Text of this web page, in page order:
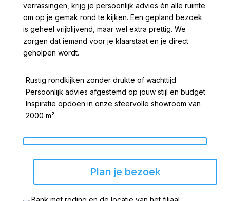
verrassingen, krijg je persoonlijk advies én alle ruimte
om op je gemak rond te kijken. Een gepland bezoek
is geheel vrijblijvend, maar wel extra prettig. We
zorgen dat iemand voor je klaarstaat en je direct
geholpen wordt.
Rustig rondkijken zonder drukte of wachttijd
Persoonlijk advies afgestemd op jouw stijl en budget
Inspiratie opdoen in onze sfeervolle showroom van
2000 m²
Plan je bezoek